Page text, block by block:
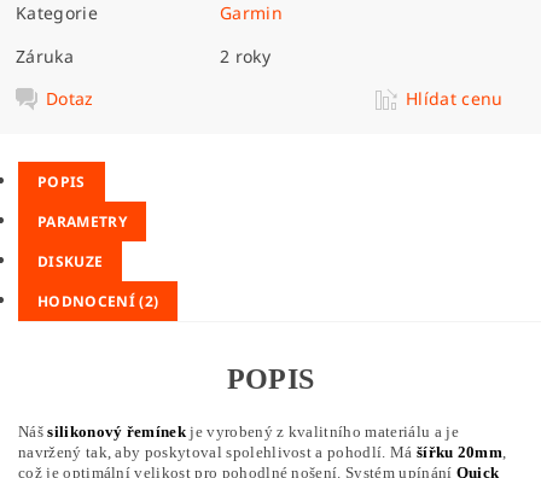
Kategorie
Garmin
Záruka
2 roky
Dotaz
Hlídat cenu
POPIS
PARAMETRY
DISKUZE
HODNOCENÍ (2)
POPIS
Nášsilikonový řemínekje vyrobený z kvalitního materiálu a je
navržený tak, aby poskytoval spolehlivost a pohodlí. Má šířku 20mm,
což je optimální velikost pro pohodlné nošení. Systém upínání Quick